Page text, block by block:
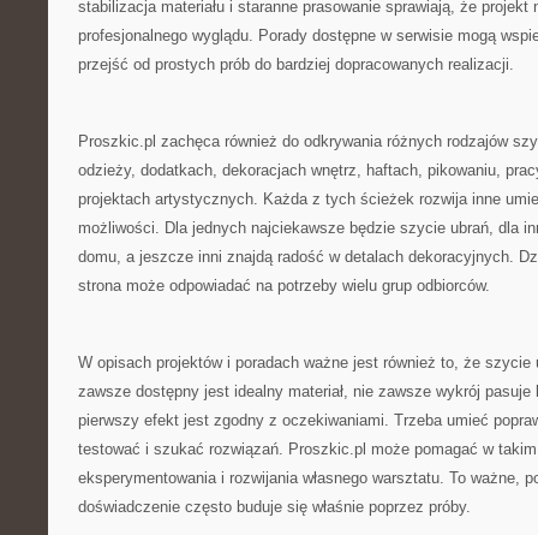
stabilizacja materiału i staranne prasowanie sprawiają, że projekt
profesjonalnego wyglądu. Porady dostępne w serwisie mogą
przejść od prostych prób do bardziej dopracowanych realizacji.
Proszkic.pl zachęca również do odkrywania różnych rodzajów
odzieży, dodatkach, dekoracjach wnętrz, haftach, pikowaniu,
projektach artystycznych. Każda z tych ścieżek rozwija inne
możliwości. Dla jednych najciekawsze będzie szycie ubrań, dla
domu, a jeszcze inni znajdą radość w detalach dekoracyjnych.
strona może odpowiadać na potrzeby wielu grup odbiorców.
W opisach projektów i poradach ważne jest również to, że
zawsze dostępny jest idealny materiał, nie zawsze wykrój
pierwszy efekt jest zgodny z oczekiwaniami. Trzeba umieć
testować i szukać rozwiązań. Proszkic.pl może pomagać w
eksperymentowania i rozwijania własnego warsztatu. To ważne,
doświadczenie często buduje się właśnie poprzez próby.